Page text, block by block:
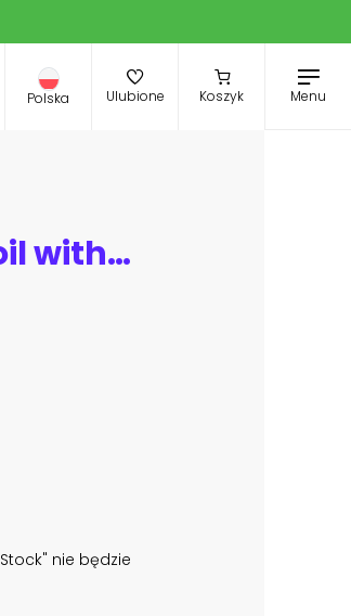
Polska Ulubione Koszyk Menu
Bottle of essential oil with herbs holy basil flower, basil flow
nie będzie